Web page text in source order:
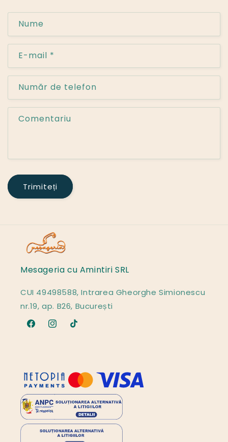
o
r
u
a
r
n
t
Nume
E-mail *
Număr de telefon
Comentariu
Trimiteți
Mesageria cu Amintiri SRL
CUI 49498588, Intrarea Gheorghe Simionescu
nr.19, ap. B26, București
FacebookInstagram
TikTok